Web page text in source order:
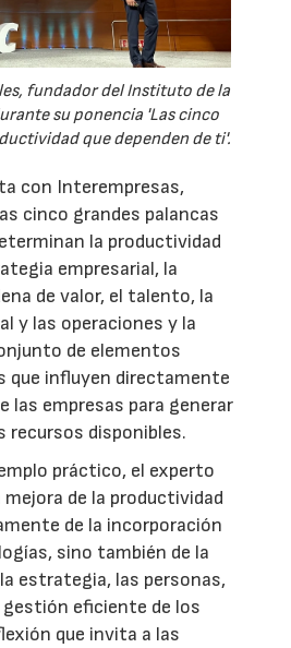
fundador del Instituto de la
su ponencia 'Las cinco
que dependen de ti'.
con Interempresas,
cinco grandes palancas
la productividad
empresarial, la
de valor, el talento, la
y las operaciones y la
de elementos
que influyen directamente
las empresas para generar
recursos disponibles.
práctico, el experto
de la productividad
de la incorporación
sino también de la
estrategia, las personas,
eficiente de los
que invita a las